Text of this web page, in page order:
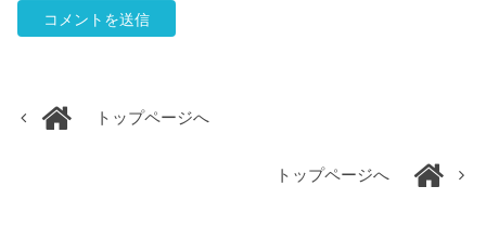
トップページへ
トップページへ